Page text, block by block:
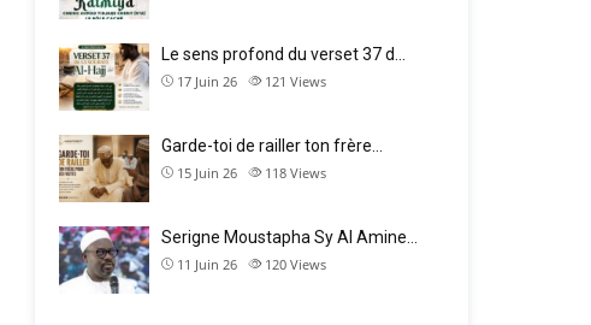
Le sens profond du verset 37 d…
17 Juin 26 121 Views
Garde-toi de railler ton frère…
15 Juin 26 118 Views
Serigne Moustapha Sy Al Amine…
11 Juin 26 120 Views